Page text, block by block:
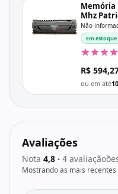
Memória
Mhz
Não
Em estoque
R$
ou em até
Avaliações
Nota 4,8 • 4
Mostrando as mais recentes